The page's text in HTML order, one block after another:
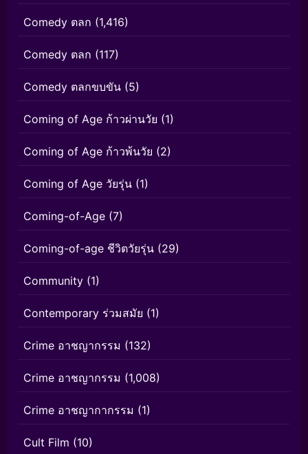
Comedy ตลก (1,416)
Comedy ตลก (117)
Comedy ตลกขบขัน (5)
Coming of Age ก้าวผ่านวัย (1)
Coming of Age ก้าวพ้นวัย (2)
Coming of Age วัยรุ่น (1)
Coming-of-Age (7)
Coming-of-age ชีวิตวัยรุ่น (29)
Community (1)
Contemporary ร่วมสมัย (1)
Crime อาชญากรรม (132)
Crime อาชญากรรม (1,008)
Crime อาชญากากรรม (1)
Cult Film (10)